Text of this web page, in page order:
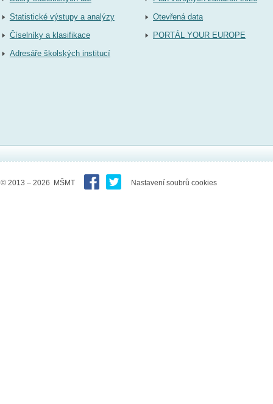
Statistické výstupy a analýzy
Číselníky a klasifikace
Adresáře školských institucí
Otevřená data
PORTÁL YOUR EUROPE
© 2013 – 2026 MŠMT Nastavení soubrů cookies